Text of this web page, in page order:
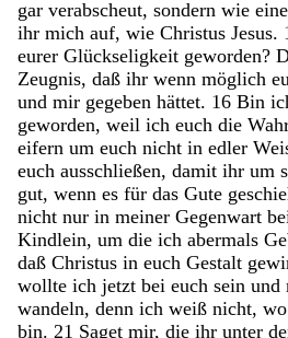
gar verabscheut, sondern wie
ihr mich auf, wie Christus Jesus.
eurer Glückseligkeit geworden?
Zeugnis, daß ihr wenn möglich
und mir gegeben hättet. 16 Bin
geworden, weil ich euch die
eifern um euch nicht in edler
euch ausschließen, damit ihr um
gut, wenn es für das Gute
nicht nur in meiner Gegenwart
Kindlein, um die ich abermals
daß Christus in euch Gestalt
wollte ich jetzt bei euch sein und
wandeln, denn ich weiß nicht, wo
bin. 21 Saget mir, die ihr unter